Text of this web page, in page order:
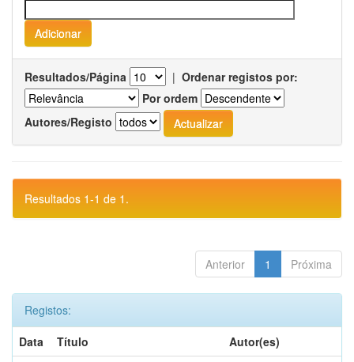
Resultados/Página | Ordenar registos por:
Por ordem
Autores/Registo
Resultados 1-1 de 1.
Anterior 1 Próxima
Registos:
Data
Título
Autor(es)